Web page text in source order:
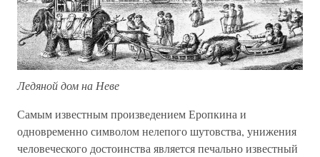
Ледяной дом на Неве
Самым известным произведением Еропкина и
одновременно символом нелепого шутовства, унижения
человеческого достоинства является печально известный